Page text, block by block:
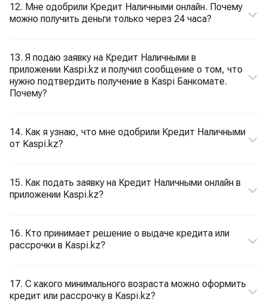
12. Мне одобрили Кредит Наличными онлайн. Почему
можно получить деньги только через 24 часа?
13. Я подаю заявку на Кредит Наличными в
приложении Kaspi.kz и получил сообщение о том, что
нужно подтвердить получение в Kaspi Банкомате.
Почему?
14. Как я узнаю, что мне одобрили Кредит Наличными
от Kaspi.kz?
15. Как подать заявку на Кредит Наличными онлайн в
приложении Kaspi.kz?
16. Кто принимает решение о выдаче кредита или
рассрочки в Kaspi.kz?
17. С какого минимального возраста можно оформить
кредит или рассрочку в Kaspi.kz?